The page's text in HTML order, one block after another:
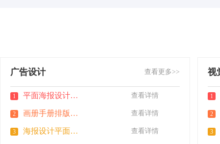
广告设计 查看更多>>
1 平面海报设计做图广告宣传单页 查看详情
2 画册手册排版封面展板折页图片制作 查看详情
3 海报设计平面广告制作封面图片制作 查看详情
视
1
2
3